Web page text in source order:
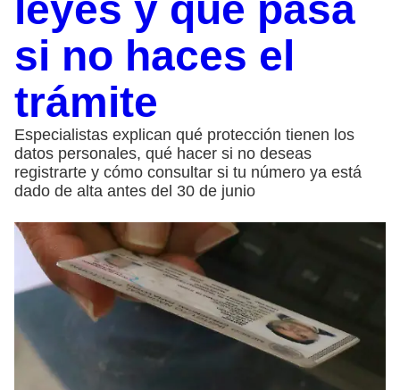
leyes y qué pasa
si no haces el
trámite
Especialistas explican qué protección tienen los
datos personales, qué hacer si no deseas
registrarte y cómo consultar si tu número ya está
dado de alta antes del 30 de junio